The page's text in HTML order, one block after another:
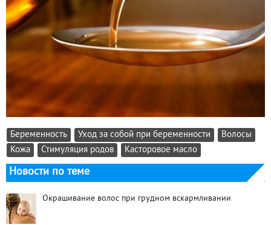
Беременность Уход за собой при беременности
Волосы
Кожа
Стимуляция родов Касторовое масло
Новости по теме
Окрашивание волос при грудном вскармливании